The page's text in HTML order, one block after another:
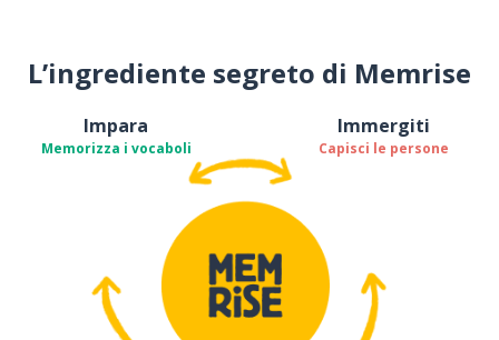
L’ingrediente segreto di Memrise
Impara
Memorizza i vocaboli
Immergiti
Capisci le persone